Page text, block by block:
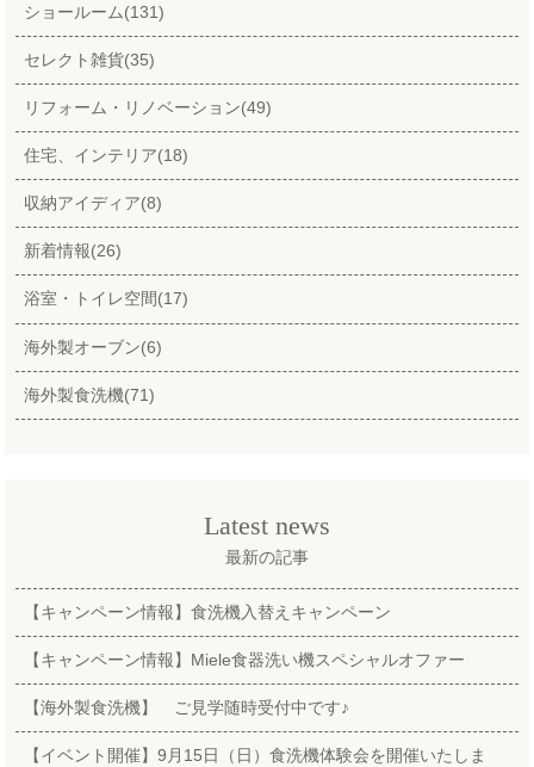
ショールーム(131)
セレクト雑貨(35)
リフォーム・リノベーション(49)
住宅、インテリア(18)
収納アイディア(8)
新着情報(26)
浴室・トイレ空間(17)
海外製オーブン(6)
海外製食洗機(71)
Latest news
最新の記事
【キャンペーン情報】食洗機入替えキャンペーン
【キャンペーン情報】Miele食器洗い機スペシャルオファー
【海外製食洗機】 ご見学随時受付中です♪
【イベント開催】9月15日（日）食洗機体験会を開催いたしま